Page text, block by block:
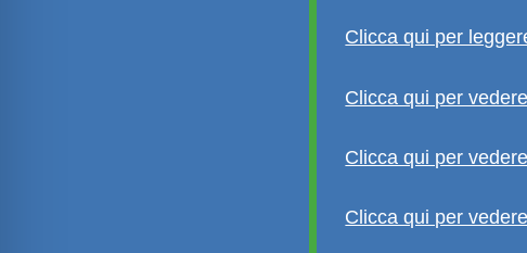
Clicca qui per
Clicca qui per
Clicca qui per
Clicca qui per